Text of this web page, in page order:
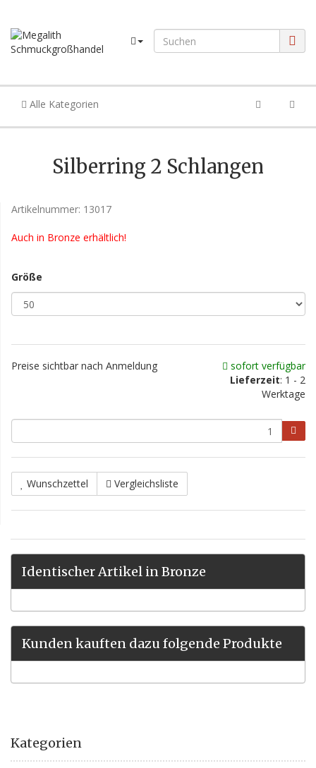
Alle Kategorien
Silberring 2 Schlangen
Artikelnummer: 13017
Auch in Bronze erhältlich!
Größe
Preise sichtbar nach Anmeldung
sofort verfügbar
Lieferzeit: 1 - 2
Werktage
Wunschzettel Vergleichsliste
Identischer Artikel in Bronze
Kunden kauften dazu folgende Produkte
Kategorien